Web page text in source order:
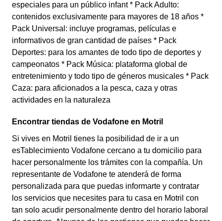
especiales para un público infant * Pack Adulto:
contenidos exclusivamente para mayores de 18 años *
Pack Universal: incluye programas, películas e
informativos de gran cantidad de países * Pack
Deportes: para los amantes de todo tipo de deportes y
campeonatos * Pack Música: plataforma global de
entretenimiento y todo tipo de géneros musicales * Pack
Caza: para aficionados a la pesca, caza y otras
actividades en la naturaleza
Encontrar tiendas de Vodafone en Motril
Si vives en Motril tienes la posibilidad de ir a un
esTablecimiento Vodafone cercano a tu domicilio para
hacer personalmente los trámites con la compañía. Un
representante de Vodafone te atenderá de forma
personalizada para que puedas informarte y contratar
los servicios que necesites para tu casa en Motril con
tan solo acudir personalmente dentro del horario laboral